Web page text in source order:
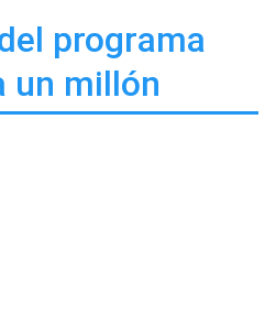
programa
un millón